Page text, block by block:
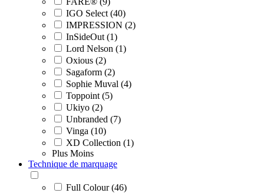
IGO Select (40)
IMPRESSION (2)
InSideOut (1)
Lord Nelson (1)
Oxious (2)
Sagaform (2)
Sophie Muval (4)
Toppoint (5)
Ukiyo (2)
Unbranded (7)
Vinga (10)
XD Collection (1)
Plus Moins
Technique de marquage
Full Colour (46)